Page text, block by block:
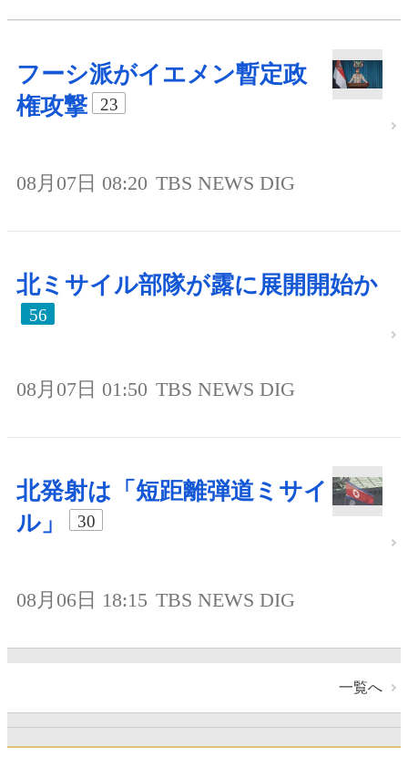
フーシ派がイエメン暫定政
権攻撃
23
08月07日 08:20 TBS NEWS DIG
北ミサイル部隊が露に展開開始か
56
08月07日 01:50 TBS NEWS DIG
北発射は「短距離弾道ミサイ
ル」
30
08月06日 18:15 TBS NEWS DIG
一覧へ